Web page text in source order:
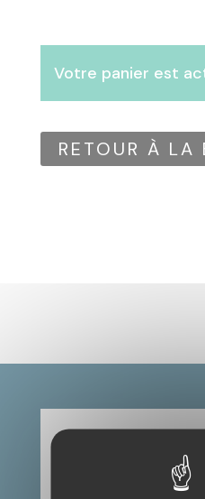
Votre panier est
RETOUR À LA
Abonnez vous !